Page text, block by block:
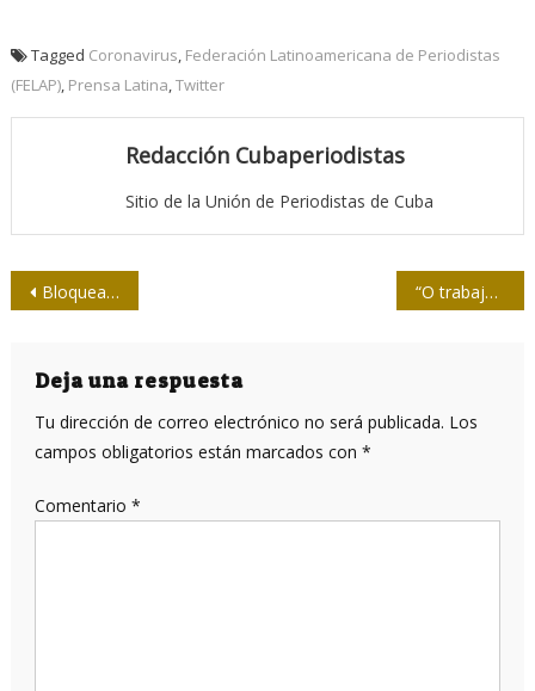
Tagged Coronavirus Federación Latinoamericana de Periodistas
(FELAP), Prensa Latina Twitter
Redacción Cubaperiodistas
Sitio de la Unión de Periodistas de Cuba
Navegación
entradas
Bloquean cuentas de medio de Cuba en Twitter “O trabajamos por una evolución responsable o tendremos un colapso de especie: el Covid-19 es el último aviso”
Deja una respuesta
Tu dirección de correo electrónico no será publicada. Los
campos obligatorios están marcados con *
Comentario *